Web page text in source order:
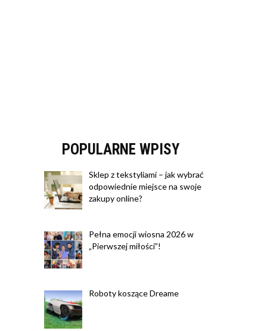
POPULARNE WPISY
Sklep z tekstyliami – jak wybrać
odpowiednie miejsce na swoje
zakupy online?
Pełna emocji wiosna 2026 w
„Pierwszej miłości”!
Roboty koszące Dreame